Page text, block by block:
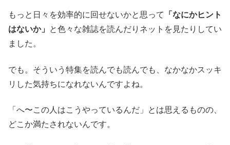
もっと日々を効率的に回せないかと思って
「なにかヒント
はないか」
と色々な雑誌を読んだりネットを見たりしてい
ました。
でも。そういう特集を読んでも読んでも、なかなかスッキ
リした気持ちになれないんですよね。
「へ〜この人はこうやっているんだ」とは思えるものの、
どこか満たされないんです。